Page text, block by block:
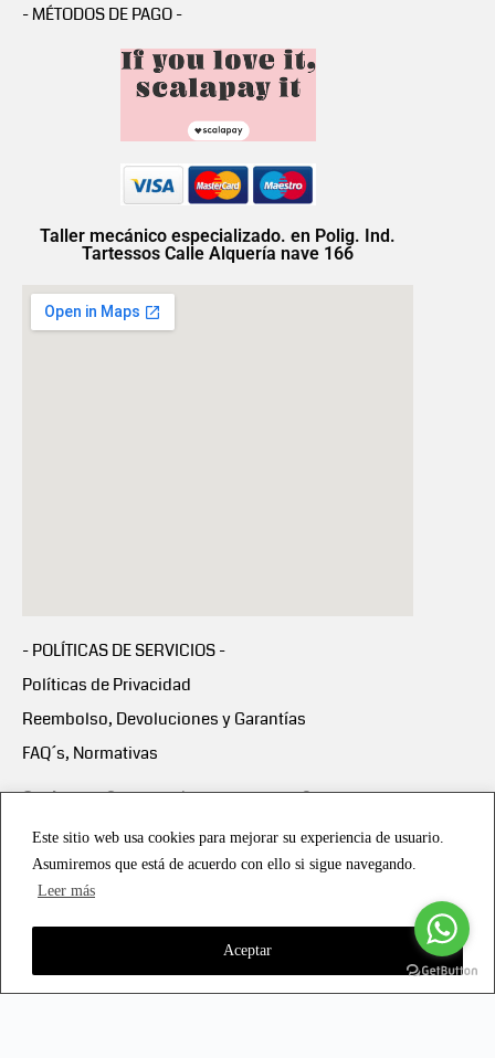
Este sitio web usa cookies para mejorar su experiencia de usuario.
Asumiremos que está de acuerdo con ello si sigue navegando.
Leer más
Aceptar
- MÉTODOS DE PAGO -
Taller mecánico especializado. en Polig. Ind.
Tartessos Calle Alquería nave 166
- POLÍTICAS DE SERVICIOS -
Políticas de Privacidad
Reembolso, Devoluciones y Garantías
FAQ´s, Normativas
Scalapay:Compra ahora y paga en 3 cuotas
Scalapay Política Privacidad
Copyright © 2021 all rights reserved - Vialmotor